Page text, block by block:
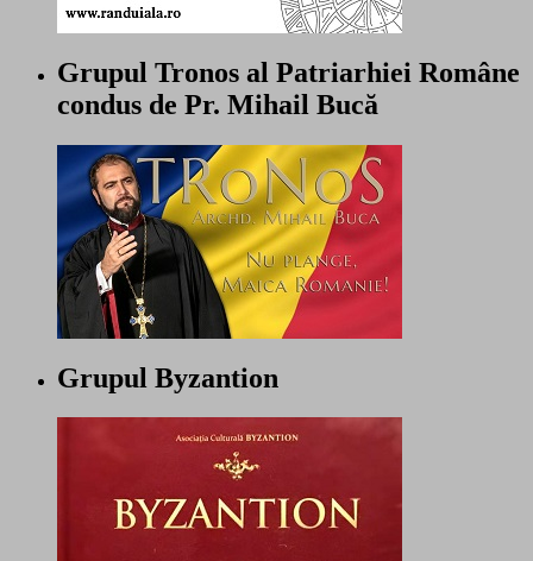
Grupul Tronos al Patriarhiei Române
condus de Pr. Mihail Bucă
Grupul Byzantion